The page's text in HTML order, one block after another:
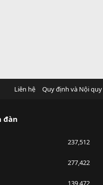
Liên hệ Quy định và Nội quy
đàn
237,512
277,422
139,472